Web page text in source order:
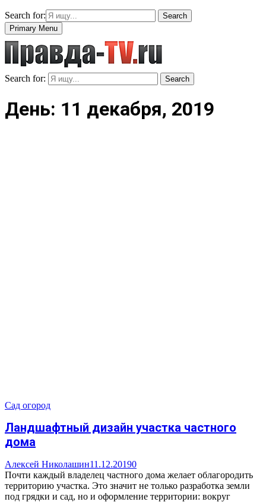
Search for:
Search
Primary Menu
Search for: Search
День: 11 декабря, 2019
Сад огород
Ландшафтный дизайн участка частного
дома
Алексей Николашин11.12.20190
Почти каждый владелец частного дома желает облагородить
территорию участка. Это значит не только разработка земли
под грядки и сад, но и оформление территории: вокруг